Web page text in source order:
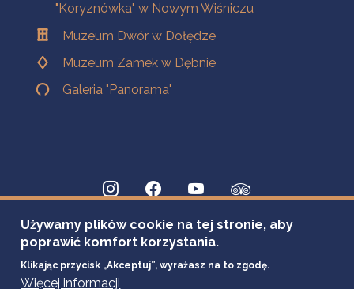
"Koryznówka" w Nowym Wiśniczu
Muzeum Dwór w Dołędze
Muzeum Zamek w Dębnie
Galeria "Panorama"
Używamy plików cookie na tej stronie, aby
poprawić komfort korzystania.
Klikając przycisk „Akceptuj”, wyrażasz na to zgodę.
Więcej informacji